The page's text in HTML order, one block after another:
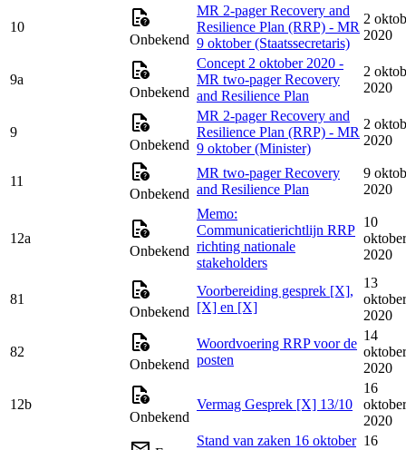
10
Onbekend
MR 2-pager Recovery and
Resilience Plan (RRP) - MR
9 oktober (Staatssecretaris)
2
2020
9a
Onbekend
Concept 2 oktober 2020 -
MR two-pager Recovery
and Resilience Plan
2
2020
9
Onbekend
MR 2-pager Recovery and
Resilience Plan (RRP) - MR
9 oktober (Minister)
2
2020
11
Onbekend
MR two-pager Recovery
and Resilience Plan
9
2020
12a
Onbekend
Memo:
Communicatierichtlijn RRP
richting nationale
stakeholders
10
oktober
2020
81
Onbekend
Voorbereiding gesprek [X],
[X] en [X]
13
oktober
2020
82
Onbekend
Woordvoering RRP voor de
posten
14
oktober
2020
12b
Onbekend
Vermag Gesprek [X] 13/10
16
oktober
2020
Stand van zaken 16 oktober 16